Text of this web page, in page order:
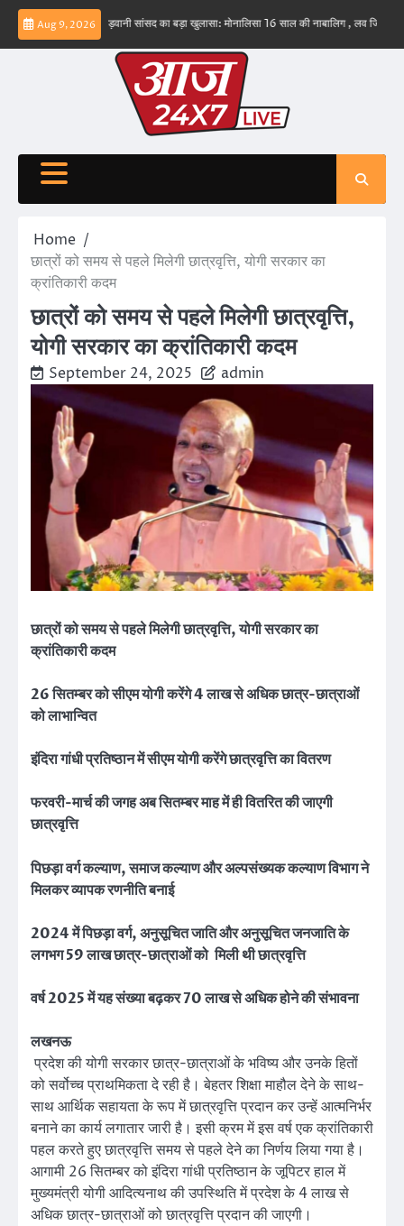
Skip
content
Aug 9, 2026
– ईरान बड़वानी सांसद का बड़ा खुलासा: मोनालिसा 16 साल की नाबालिग , लव जिहाद के षडयंत्र
Home
छात्रों को समय से पहले मिलेगी छात्रवृत्ति, योगी सरकार का
क्रांतिकारी कदम
छात्रों को समय से पहले मिलेगी छात्रवृत्ति,
योगी सरकार का क्रांतिकारी कदम
September 24, 2025 admin
छात्रों को समय से पहले मिलेगी छात्रवृत्ति, योगी सरकार का
क्रांतिकारी कदम
26 सितम्बर को सीएम योगी करेंगे 4 लाख से अधिक छात्र-छात्राओं
को लाभान्वित
इंदिरा गांधी प्रतिष्ठान में सीएम योगी करेंगे छात्रवृत्ति का वितरण
फरवरी-मार्च की जगह अब सितम्बर माह में ही वितरित की जाएगी
छात्रवृत्ति
पिछड़ा वर्ग कल्याण, समाज कल्याण और अल्पसंख्यक कल्याण विभाग ने
मिलकर व्यापक रणनीति बनाई
2024 में पिछड़ा वर्ग, अनुसूचित जाति और अनुसूचित जनजाति के
लगभग 59 लाख छात्र-छात्राओं को मिली थी छात्रवृत्ति
वर्ष 2025 में यह संख्या बढ़कर 70 लाख से अधिक होने की संभावना
लखनऊ
प्रदेश की योगी सरकार छात्र-छात्राओं के भविष्य और उनके हितों
को सर्वोच्च प्राथमिकता दे रही है। बेहतर शिक्षा माहौल देने के साथ-
साथ आर्थिक सहायता के रूप में छात्रवृत्ति प्रदान कर उन्हें आत्मनिर्भर
बनाने का कार्य लगातार जारी है। इसी क्रम में इस वर्ष एक क्रांतिकारी
पहल करते हुए छात्रवृत्ति समय से पहले देने का निर्णय लिया गया है।
आगामी 26 सितम्बर को इंदिरा गांधी प्रतिष्ठान के जूपिटर हाल में
मुख्यमंत्री योगी आदित्यनाथ की उपस्थिति में प्रदेश के 4 लाख से
अधिक छात्र-छात्राओं को छात्रवृत्ति प्रदान की जाएगी।